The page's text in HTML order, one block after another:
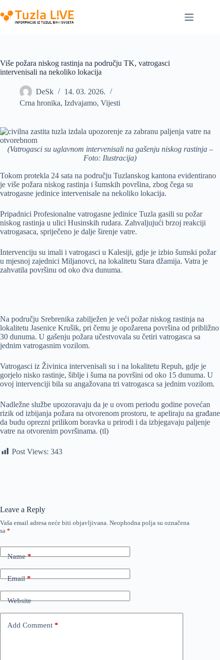
to
content
Više požara niskog rastinja na području TK, vatrogasci
intervenisali na nekoliko lokacija
DeSk
14. 03. 2026.
Crna hronika, Izdvajamo, Vijesti
(Vatrogasci su uglavnom intervenisali na gašenju niskog rastinja –
Foto: Ilustracija)
Tokom protekla 24 sata na području Tuzlanskog kantona evidentirano
je više požara niskog rastinja i šumskih površina, zbog čega su
vatrogasne jedinice intervenisale na nekoliko lokacija.
Pripadnici Profesionalne vatrogasne jedinice Tuzla gasili su požar
niskog rastinja u ulici Husinskih rudara. Zahvaljujući brzoj reakciji
vatrogasaca, spriječeno je dalje širenje vatre.
Intervenciju su imali i vatrogasci u Kalesiji, gdje je izbio šumski požar
u mjesnoj zajednici Miljanovci, na lokalitetu Stara džamija. Vatra je
zahvatila površinu od oko dva dunuma.
Na području Srebrenika zabilježen je veći požar niskog rastinja na
lokalitetu Jasenice Krušik, pri čemu je opožarena površina od približno
30 dunuma. U gašenju požara učestvovala su četiri vatrogasca sa
jednim vatrogasnim vozilom.
Vatrogasci iz Živinica intervenisali su i na lokalitetu Repuh, gdje je
gorjelo nisko rastinje, šiblje i šuma na površini od oko 15 dunuma. U
ovoj intervenciji bila su angažovana tri vatrogasca sa jednim vozilom.
Nadležne službe upozoravaju da je u ovom periodu godine povećan
rizik od izbijanja požara na otvorenom prostoru, te apeliraju na građane
da budu oprezni prilikom boravka u prirodi i da izbjegavaju paljenje
vatre na otvorenim površinama. (tl)
Post Views: 343
Leave a Reply
Vaša email adresa neće biti objavljivana. Neophodna polja su označena
sa *
Name*
Email*
Website
Add Comment *